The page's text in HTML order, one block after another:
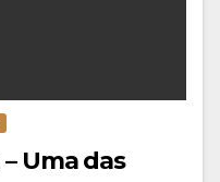
Uma das